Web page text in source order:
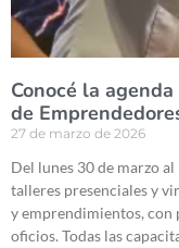
Conocé la
de
27 de marzo de 2026
Del lunes 30 de marzo
talleres presenciales y
y emprendimientos, con
oficios. Todas las